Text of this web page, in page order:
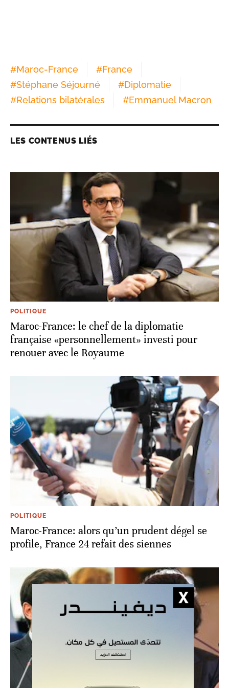
#Maroc-France #France
#Stéphane Séjourné #Diplomatie
#Relations bilatérales #Emmanuel Macron
LES CONTENUS LIÉS
POLITIQUE
Maroc-France: le chef de la diplomatie
française «personnellement» investi pour
renouer avec le Royaume
POLITIQUE
Maroc-France: alors qu’un prudent dégel se
profile, France 24 refait des siennes